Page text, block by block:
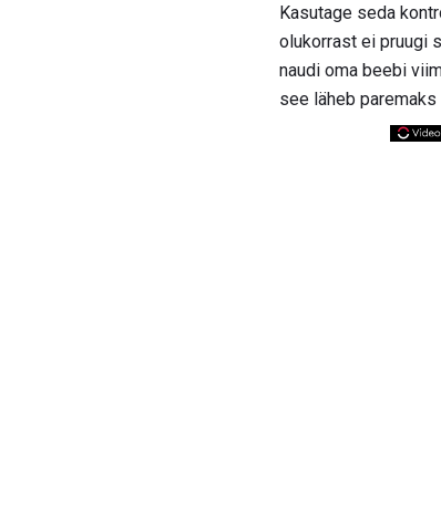
Kasutage seda
olukorrast ei pruugi
naudi oma beebi
see läheb